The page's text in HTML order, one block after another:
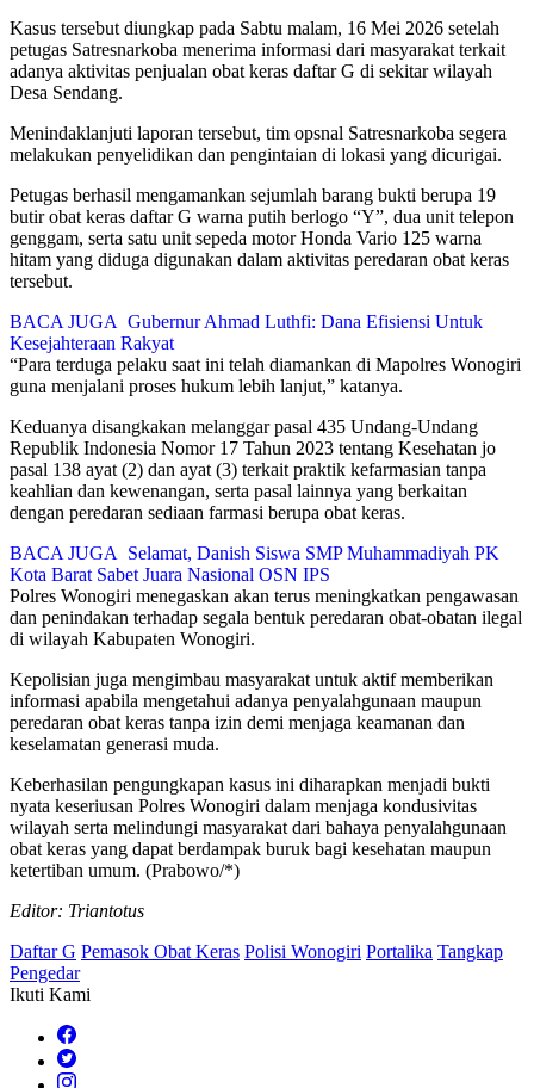
Kasus tersebut diungkap pada Sabtu malam, 16 Mei 2026 setelah
petugas Satresnarkoba menerima informasi dari masyarakat terkait
adanya aktivitas penjualan obat keras daftar G di sekitar wilayah
Desa Sendang.
Menindaklanjuti laporan tersebut, tim opsnal Satresnarkoba segera
melakukan penyelidikan dan pengintaian di lokasi yang dicurigai.
Petugas berhasil mengamankan sejumlah barang bukti berupa 19
butir obat keras daftar G warna putih berlogo “Y”, dua unit telepon
genggam, serta satu unit sepeda motor Honda Vario 125 warna
hitam yang diduga digunakan dalam aktivitas peredaran obat keras
tersebut.
BACA JUGA Gubernur Ahmad Luthfi: Dana Efisiensi Untuk
Kesejahteraan Rakyat
“Para terduga pelaku saat ini telah diamankan di Mapolres Wonogiri
guna menjalani proses hukum lebih lanjut,” katanya.
Keduanya disangkakan melanggar pasal 435 Undang-Undang
Republik Indonesia Nomor 17 Tahun 2023 tentang Kesehatan jo
pasal 138 ayat (2) dan ayat (3) terkait praktik kefarmasian tanpa
keahlian dan kewenangan, serta pasal lainnya yang berkaitan
dengan peredaran sediaan farmasi berupa obat keras.
BACA JUGA
Selamat, Danish Siswa SMP Muhammadiyah PK
Kota Barat Sabet Juara Nasional OSN IPS
Polres Wonogiri menegaskan akan terus meningkatkan pengawasan
dan penindakan terhadap segala bentuk peredaran obat-obatan ilegal
di wilayah Kabupaten Wonogiri.
Kepolisian juga mengimbau masyarakat untuk aktif memberikan
informasi apabila mengetahui adanya penyalahgunaan maupun
peredaran obat keras tanpa izin demi menjaga keamanan dan
keselamatan generasi muda.
Keberhasilan pengungkapan kasus ini diharapkan menjadi bukti
nyata keseriusan Polres Wonogiri dalam menjaga kondusivitas
wilayah serta melindungi masyarakat dari bahaya penyalahgunaan
obat keras yang dapat berdampak buruk bagi kesehatan maupun
ketertiban umum. (Prabowo/*)
Editor: Triantotus
Daftar G Pemasok Obat Keras Polisi Wonogiri Portalika Tangkap
Pengedar
Ikuti Kami